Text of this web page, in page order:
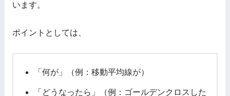
います。
ポイントとしては、
「何が」（例：移動平均線が）
「どうなったら」（例：ゴールデンクロスした